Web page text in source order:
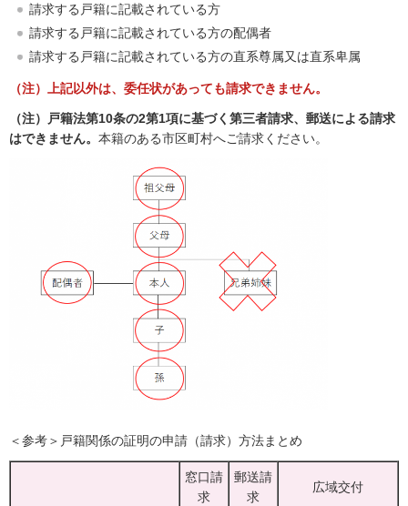
請求する戸籍に記載されている方
請求する戸籍に記載されている方の配偶者
請求する戸籍に記載されている方の直系尊属又は直系卑属
（注）上記以外は、委任状があっても請求できません。
（注）戸籍法第10条の2第1項に基づく第三者請求、郵送による請求
はできません。 本籍のある市区町村へご請求ください。
＜参考＞戸籍関係の証明の申請（請求）方法まとめ
窓口請
求
郵送請
求
広域交付